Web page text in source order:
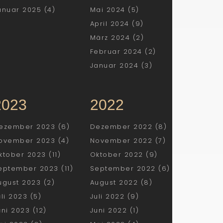
2025 (4)
Mai 2024 (5)
April 2024 (9)
März 2024 (2)
Februar 2024 (2)
Januar 2024 (3)
2023 (6)
2023 (4)
2023 (11)
2023 (11)
2023 (2)
2023 (5)
2023 (12)
2022
Dezember 2022 (8)
November 2022 (7)
Oktober 2022 (9)
September 2022 (6)
August 2022 (8)
Juli 2022 (9)
Juni 2022 (1)